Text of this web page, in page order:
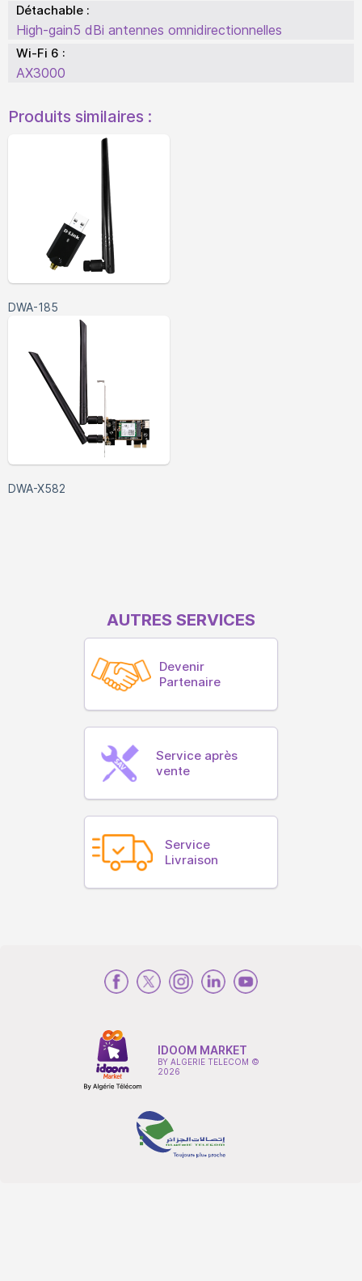
Détachable :
High-gain5 dBi antennes omnidirectionnelles
Wi-Fi 6 :
AX3000
Produits similaires :
DWA-185
DWA-X582
AUTRES SERVICES
Devenir
Partenaire
Service après
vente
Service
Livraison
IDOOM MARKET
BY ALGERIE TELECOM ©
2026